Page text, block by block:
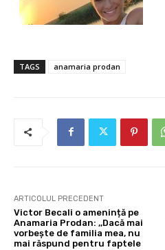
TAGS anamaria prodan
ARTICOLUL PRECEDENT
Victor Becali o amenință pe
Anamaria Prodan: ,,Dacă mai
vorbește de familia mea, nu
mai răspund pentru faptele